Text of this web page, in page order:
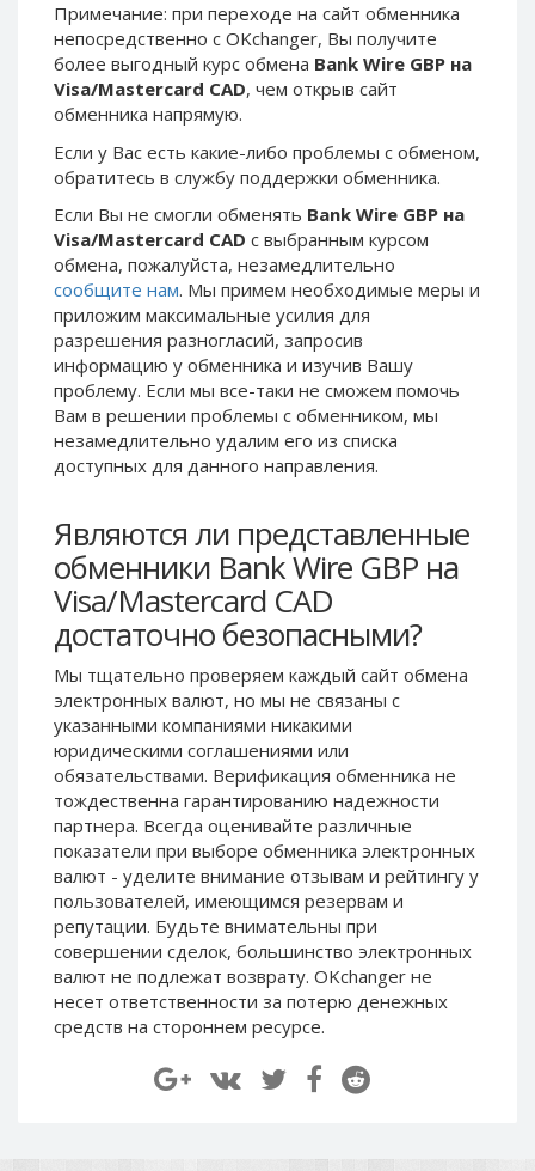
Примечание: при переходе на сайт обменника
непосредственно c OKchanger, Вы получите
более выгодный курс обмена Bank Wire GBP на
Visa/Mastercard CAD, чем открыв сайт
обменника напрямую.
Если у Вас есть какие-либо проблемы с обменом,
обратитесь в службу поддержки обменника.
Если Вы не смогли обменять Bank Wire GBP на
Visa/Mastercard CAD с выбранным курсом
обмена, пожалуйста, незамедлительно
сообщите нам. Мы примем необходимые меры и
приложим максимальные усилия для
разрешения разногласий, запросив
информацию у обменника и изучив Вашу
проблему. Если мы все-таки не сможем помочь
Вам в решении проблемы c обменником, мы
незамедлительно удалим его из списка
доступных для данного направления.
Являются ли представленные
обменники Bank Wire GBP на
Visa/Mastercard CAD
достаточно безопасными?
Мы тщательно проверяем каждый сайт обмена
электронных валют, но мы не связаны c
указанными компаниями никакими
юридическими соглашениями или
обязательствами. Верификация обменника не
тождественна гарантированию надежности
партнера. Всегда оценивайте различные
показатели при выборе обменника электронных
валют - уделите внимание отзывам и рейтингу у
пользователей, имеющимся резервам и
репутации. Будьте внимательны при
совершении сделок, большинство электронных
валют не подлежат возврату. OKchanger не
несет ответственности за потерю денежных
средств на стороннем ресурсе.
Epay USD
Epay EUR
Phone Balance RUB
Phone Balance UAH
Phone Balance AMD
Neteller USD
Neteller EUR
Neteller INR
Neteller PLN
Neteller GBP
Neteller NOK
Neteller SEK
PaySera USD
PaySera EUR
AliPay CNY
UnionPay CNY
Paymer USD
Paymer RUB
Paymer UAH
Capitalist USD
Capitalist RUB
Capitalist EUR
Payoneer USD
Revolut Binance USD
(BUSD)
Revolut USD
Revolut GBP
Global24 UAH
Piastrix RUB
Epay USD
Epay EUR
Phone Balance RUB
Phone Balance AMD
Neteller INR
Neteller PLN
Neteller GBP
Neteller NOK
Neteller SEK
PaySera USD
PaySera EUR
AliPay CNY
UnionPay CNY
Paymer USD
Paymer UAH
Capitalist USD
Capitalist RUB
Capitalist EUR
Payoneer USD
Payoneer EUR
Revolut Binance USD
(BUSD)
Revolut USD
Revolut EUR
Revolut GBP
Piastrix RUB